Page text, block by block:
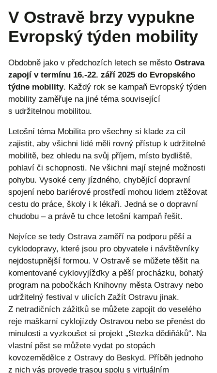
V Ostravě brzy vypukne
Evropský týden mobility
Obdobně jako v předchozích letech se město Ostrava
zapojí v termínu 16.-22. září 2025 do Evropského
týdne mobility. Každý rok se kampaň Evropský týden
mobility zaměřuje na jiné téma související
s udržitelnou mobilitou.
Letošní téma Mobilita pro všechny si klade za cíl
zajistit, aby všichni lidé měli rovný přístup k udržitelné
mobilitě, bez ohledu na svůj příjem, místo bydliště,
pohlaví či schopnosti. Ne všichni mají stejné možnosti
pohybu. Vysoké ceny jízdného, chybějící dopravní
spojení nebo bariérové prostředí mohou lidem ztěžovat
cestu do práce, školy i k lékaři. Jedná se o dopravní
chudobu – a právě tu chce letošní kampaň řešit.
Nejvíce se tedy Ostrava zaměří na podporu pěší a
cyklodopravy, které jsou pro obyvatele i návštěvníky
nejdostupnější formou. V Ostravě se můžete těšit na
komentované cyklovyjížďky a pěší procházku, bohatý
program na pobočkách Knihovny města Ostravy nebo
udržitelný festival v ulicích Zažít Ostravu jinak.
Z netradičních zážitků se můžete zapojit do veselého
reje maškarní cyklojízdy Ostravou nebo se přenést do
minulosti a vyzkoušet si projekt „Stezka dědiňáků“. Na
vlastní pěst se můžete vydat po stopách
kovozemědělce z Ostravy do Beskyd. Příběh jednoho
z nich vás provede trasou spolu s virtuálním